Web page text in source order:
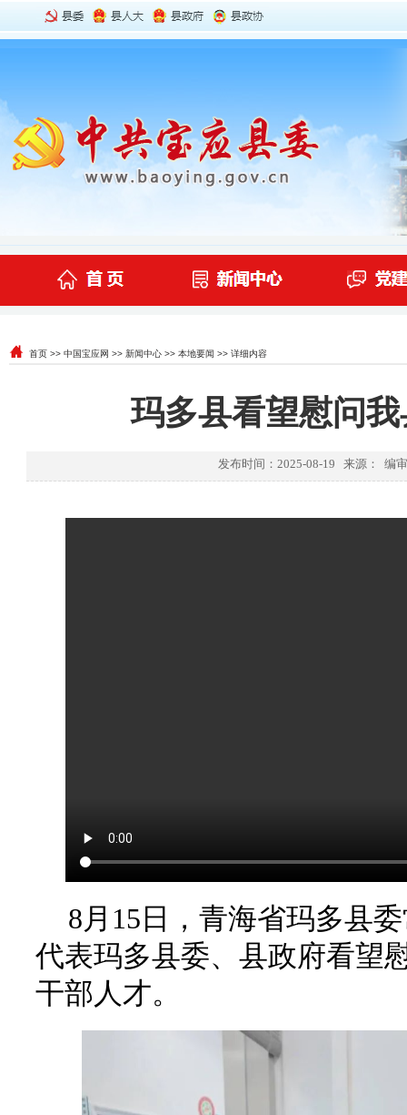
首页 >> 中国宝应网 >> 新闻中心 >> 本地要闻 >> 详细内容
玛多县看望慰问
发布时间：2025-08-19 来源： 编
8月15日，青海省玛多县
代表玛多县委、县政府看望
干部人才。